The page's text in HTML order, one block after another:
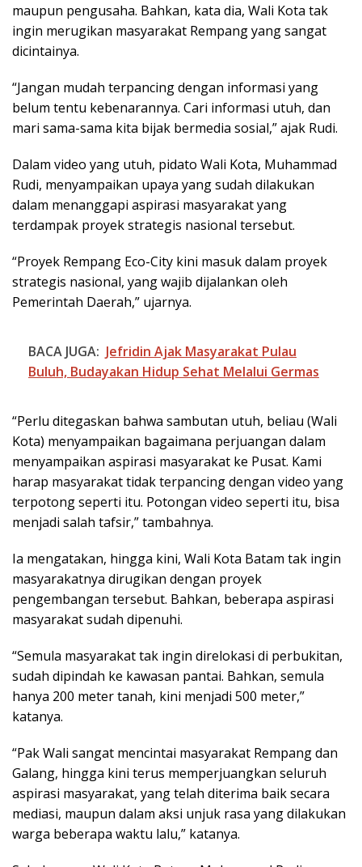
maupun pengusaha. Bahkan, kata dia, Wali Kota tak
ingin merugikan masyarakat Rempang yang sangat
dicintainya.
“Jangan mudah terpancing dengan informasi yang
belum tentu kebenarannya. Cari informasi utuh, dan
mari sama-sama kita bijak bermedia sosial,” ajak Rudi.
Dalam video yang utuh, pidato Wali Kota, Muhammad
Rudi, menyampaikan upaya yang sudah dilakukan
dalam menanggapi aspirasi masyarakat yang
terdampak proyek strategis nasional tersebut.
“Proyek Rempang Eco-City kini masuk dalam proyek
strategis nasional, yang wajib dijalankan oleh
Pemerintah Daerah,” ujarnya.
BACA JUGA: Jefridin Ajak Masyarakat Pulau
Buluh, Budayakan Hidup Sehat Melalui Germas
“Perlu ditegaskan bahwa sambutan utuh, beliau (Wali
Kota) menyampaikan bagaimana perjuangan dalam
menyampaikan aspirasi masyarakat ke Pusat. Kami
harap masyarakat tidak terpancing dengan video yang
terpotong seperti itu. Potongan video seperti itu, bisa
menjadi salah tafsir,” tambahnya.
Ia mengatakan, hingga kini, Wali Kota Batam tak ingin
masyarakatnya dirugikan dengan proyek
pengembangan tersebut. Bahkan, beberapa aspirasi
masyarakat sudah dipenuhi.
“Semula masyarakat tak ingin direlokasi di perbukitan,
sudah dipindah ke kawasan pantai. Bahkan, semula
hanya 200 meter tanah, kini menjadi 500 meter,”
katanya.
“Pak Wali sangat mencintai masyarakat Rempang dan
Galang, hingga kini terus memperjuangkan seluruh
aspirasi masyarakat, yang telah diterima baik secara
mediasi, maupun dalam aksi unjuk rasa yang dilakukan
warga beberapa waktu lalu,” katanya.